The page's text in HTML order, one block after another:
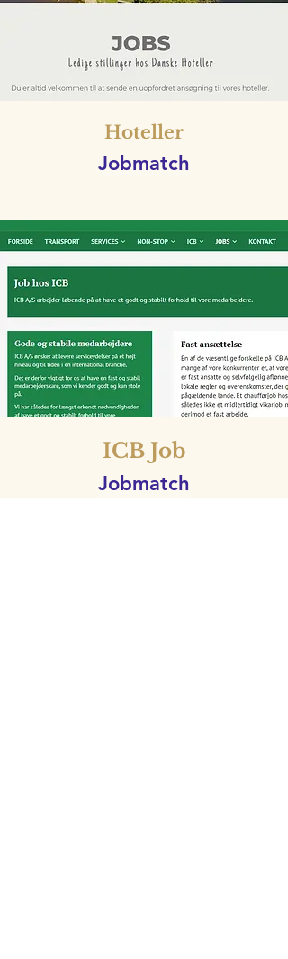
Hoteller
Jobmatch
ICB Job
Jobmatch